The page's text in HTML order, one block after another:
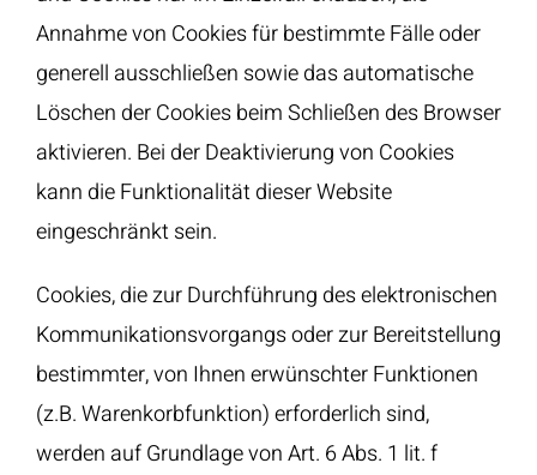
Annahme von Cookies für bestimmte Fälle oder
generell ausschließen sowie das automatische
Löschen der Cookies beim Schließen des Browser
aktivieren. Bei der Deaktivierung von Cookies
kann die Funktionalität dieser Website
eingeschränkt sein.
Cookies, die zur Durchführung des elektronischen
Kommunikationsvorgangs oder zur Bereitstellung
bestimmter, von Ihnen erwünschter Funktionen
(z.B. Warenkorbfunktion) erforderlich sind,
werden auf Grundlage von Art. 6 Abs. 1 lit. f